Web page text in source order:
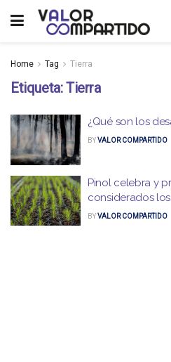
Home Tag Tierra
Etiqueta:Tierra
¿Qué son los
BYVALOR COMPARTIDO
Pinol celebra y
considerados
BYVALOR COMPARTIDO